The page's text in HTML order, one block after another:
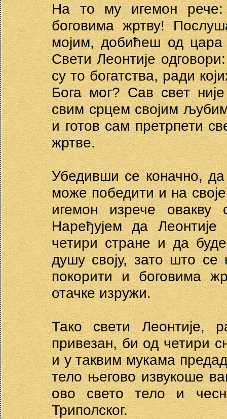
На то му игемон рече:
боговима жртву!
мојим, добићеш од цара
Свети Леонтије
су то богатства, ради
Бога мог? Сав свет
свим срцем својим
и готов сам претрпети
жртве.
Убедивши се коначно, да
може победити и на
игемон изрече овакву
Наређујем да
четири стране и да
душу своју, зато што се
покорити и боговима
отачке изружи.
Тако свети Леонтије,
привезан, би од четири
и у таквим мукама
тело његово извукоше
ово свето тело и
Триполског.